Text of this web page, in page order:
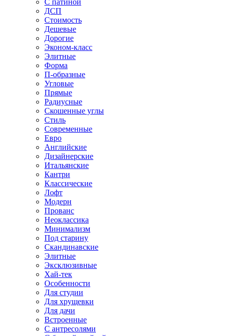
С патиной
ДСП
Стоимость
Дешевые
Дорогие
Эконом-класс
Элитные
Форма
П-образные
Угловые
Прямые
Радиусные
Скошенные углы
Стиль
Современные
Евро
Английские
Дизайнерские
Итальянские
Кантри
Классические
Лофт
Модерн
Прованс
Неоклассика
Минимализм
Под старину
Скандинавские
Элитные
Эксклюзивные
Хай-тек
Особенности
Для студии
Для хрущевки
Для дачи
Встроенные
С антресолями